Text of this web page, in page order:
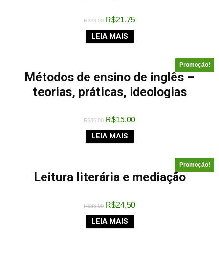
R$29,00 R$21,75
LEIA MAIS
Promoção!
Métodos de ensino de inglês –
teorias, práticas, ideologias
R$36,00 R$15,00
LEIA MAIS
Promoção!
Leitura literária e mediação
R$35,00 R$24,50
LEIA MAIS